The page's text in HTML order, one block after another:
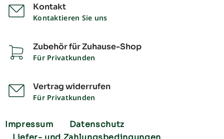
Kontakt
Kontaktieren Sie uns
Zubehör für Zuhause-Shop
Für Privatkunden
Vertrag widerrufen
Für Privatkunden
Impressum
Datenschutz